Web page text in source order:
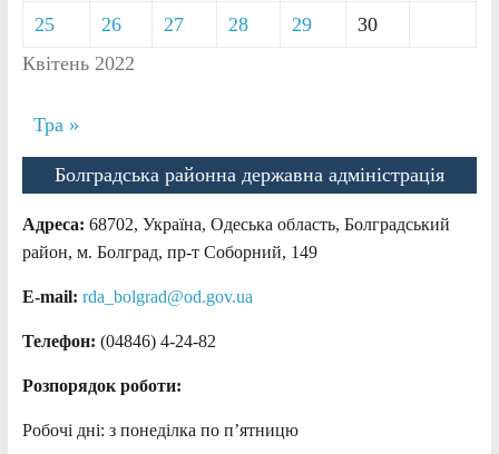
Квітень 2022
25 26 27 28 29 30
Тра »
Болградська районна державна адміністрація
Адреса: 68702, Україна, Одеська область, Болградський
район, м. Болград, пр-т Соборний, 149
E-mail: rda_bolgrad@od.gov.ua
Телефон: (04846) 4-24-82
Розпорядок роботи:
Робочі дні: з понеділка по п’ятницю